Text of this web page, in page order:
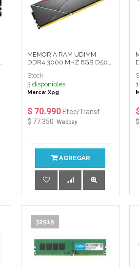
MEMORIA RAM UDIMM
DDR4 3000 MHZ 8GB D50
Stock:
3 disponibles
Marca: Xpg
$ 70.990Efec/Transf
$ 77.350 Webpay
AGREGAR
32919